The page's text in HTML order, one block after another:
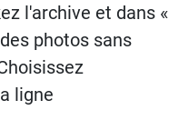
l'archive et dans «
photos sans
ligne